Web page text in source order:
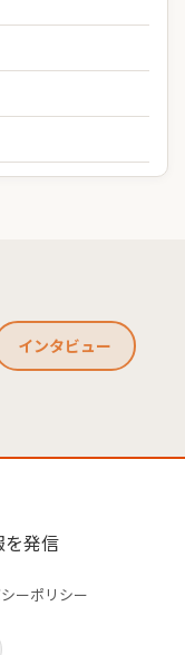
インタビュー
を発信
ーポリシー